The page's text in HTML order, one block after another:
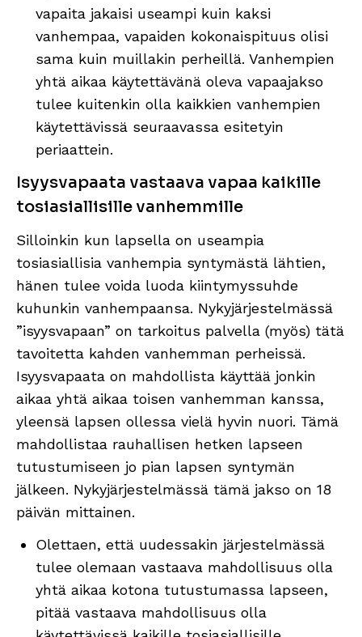
vapaita jakaisi useampi kuin kaksi
vanhempaa, vapaiden kokonaispituus olisi
sama kuin muillakin perheillä. Vanhempien
yhtä aikaa käytettävänä oleva vapaajakso
tulee kuitenkin olla kaikkien vanhempien
käytettävissä seuraavassa esitetyin
periaattein.
Isyysvapaata vastaava vapaa kaikille
tosiasiallisille vanhemmille
Silloinkin kun lapsella on useampia
tosiasiallisia vanhempia syntymästä lähtien,
hänen tulee voida luoda kiintymyssuhde
kuhunkin vanhempaansa. Nykyjärjestelmässä
”isyysvapaan” on tarkoitus palvella (myös) tätä
tavoitetta kahden vanhemman perheissä.
Isyysvapaata on mahdollista käyttää jonkin
aikaa yhtä aikaa toisen vanhemman kanssa,
yleensä lapsen ollessa vielä hyvin nuori. Tämä
mahdollistaa rauhallisen hetken lapseen
tutustumiseen jo pian lapsen syntymän
jälkeen. Nykyjärjestelmässä tämä jakso on 18
päivän mittainen.
Olettaen, että uudessakin järjestelmässä
tulee olemaan vastaava mahdollisuus olla
yhtä aikaa kotona tutustumassa lapseen,
pitää vastaava mahdollisuus olla